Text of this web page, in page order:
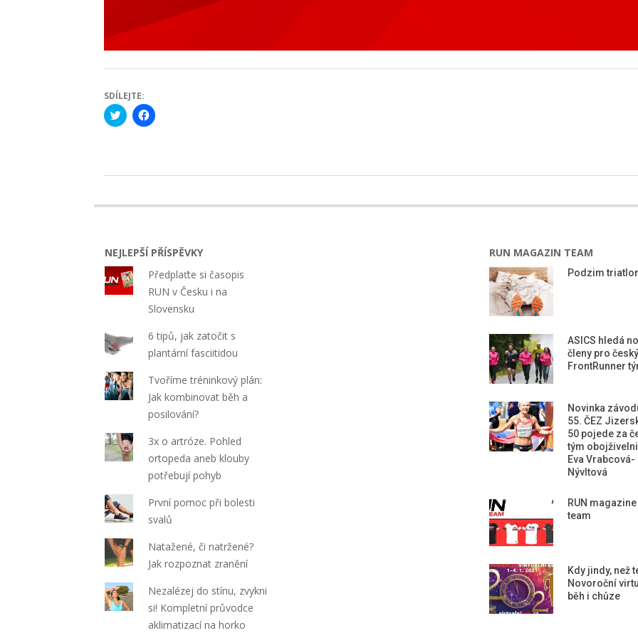
SDÍLEJTE:
Click
to
new
Click
to
new
NEJLEPŠÍ PŘÍSPĚVKY
Předplaťte si časopis
RUN v Česku i na
Slovensku
6 tipů, jak zatočit s
plantární fasciitidou
Tvoříme tréninkový plán:
Jak kombinovat běh a
posilování?
3x o artróze. Pohled
ortopeda aneb klouby
potřebují pohyb
První pomoc při bolesti
svalů
Natažené, či natržené?
Jak rozpoznat zranění
Nezalézej do stínu, zvykni
si! Kompletní průvodce
aklimatizací na horko
RUN MAGAZIN TEAM
Podzim
ASICS hledá
členy pro český
FrontRunner
Novinka
55. ČEZ
50 pojede za
tým
Eva Vrabcová-
Nývltová
RUN magazine
team
Kdy jindy, než
Novoroční
běh i chůze